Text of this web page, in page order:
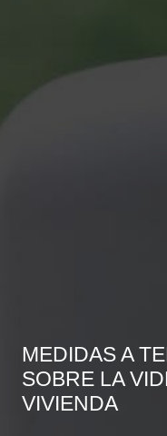
MEDIDAS A
SOBRE LA
VIVIENDA